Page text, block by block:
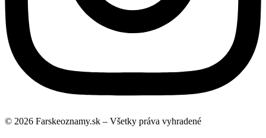
© 2026 Farskeoznamy.sk – Všetky práva vyhradené